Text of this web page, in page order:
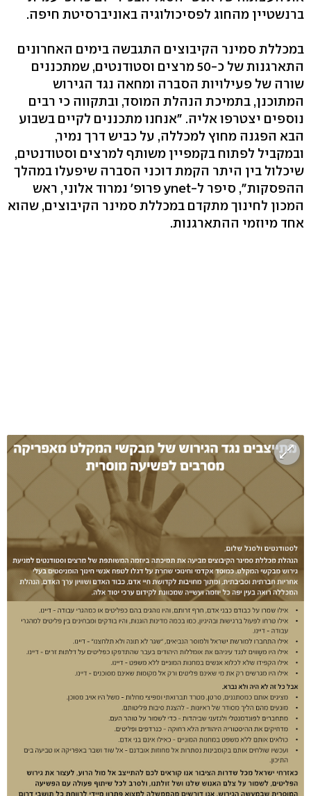
ברנשטיין מהחוג לפסיכולוגיה באוניברסיטת חיפה.
במכללת סמינר הקיבוצים התגבשה בימים האחרונים
התארגנות של כ-50 מרצים וסטודנטים, שמתכננים
שורה של פעילויות הסברה ומחאה נגד הגירוש
המתוכנן, בתמיכת הנהלת המוסד, ובתקווה כי רבים
נוספים יצטרפו אליה. "אנחנו מתכננים לקיים בשבוע
הבא הפגנה מחוץ למכללה, על כביש דרך נמיר,
ובמקביל לפתוח בקמפיין משותף למרצים וסטודנטים,
שיכלול בין היתר הקמת דוכני הסברה שיפעלו במהלך
ההפסקות", סיפר ל-ynet פרופ' נמרוד אלוני, ראש
המכון לחינוך מתקדם במכללת סמינר הקיבוצים, שהוא
אחד מיוזמי ההתארגנות.